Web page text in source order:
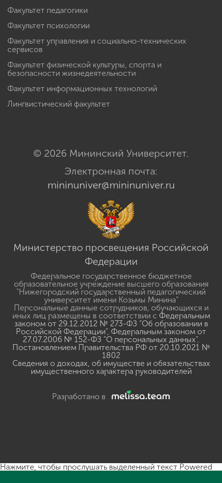
Факультет педагогики
Факультет психологии
Факультет управления и социально-технических
сервисов
Факультет физической культуры, спорта и
безопасности жизнедеятельности
Факультет информационных технологий
Лингвистический факультет
© 2026 Мининский Университет.
Электронная почта:
mininuniver@mininuniver.ru
Министерство просвещения Российской
Федерации
Федеральное государственное бюджетное
образовательное учреждение высшего образования
"Нижегородский государственный педагогический
университет имени Козьмы Минина"
Персональные данные сотрудников, обучающихся и
иных лиц размещены в соответствии с Федеральным
законом от 29.12.2012 № 273-ФЗ "Об образовании в
Российской Федерации", Федеральным законом от
27.07.2006 № 152-ФЗ "О персональных данных",
Постановлением Правительства РФ от 20.10.2021 №
1802
Сведения о доходах, об имуществе и обязательствах
имущественного характера руководителей
Разработано в
Нажмите, чтобы прослушать выделенный текст Powered